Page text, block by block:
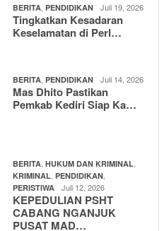
BERITA PENDIDIKAN Juli 19, 2026
Tingkatkan Kesadaran
Keselamatan di Perl…
BERITA PENDIDIKAN Juli 14, 2026
Mas Dhito Pastikan
Pemkab Kediri Siap Ka…
BERITA HUKUM DAN KRIMINAL
KRIMINAL PENDIDIKAN
PERISTIWA Juli 12, 2026
KEPEDULIAN PSHT
CABANG NGANJUK
PUSAT MAD…